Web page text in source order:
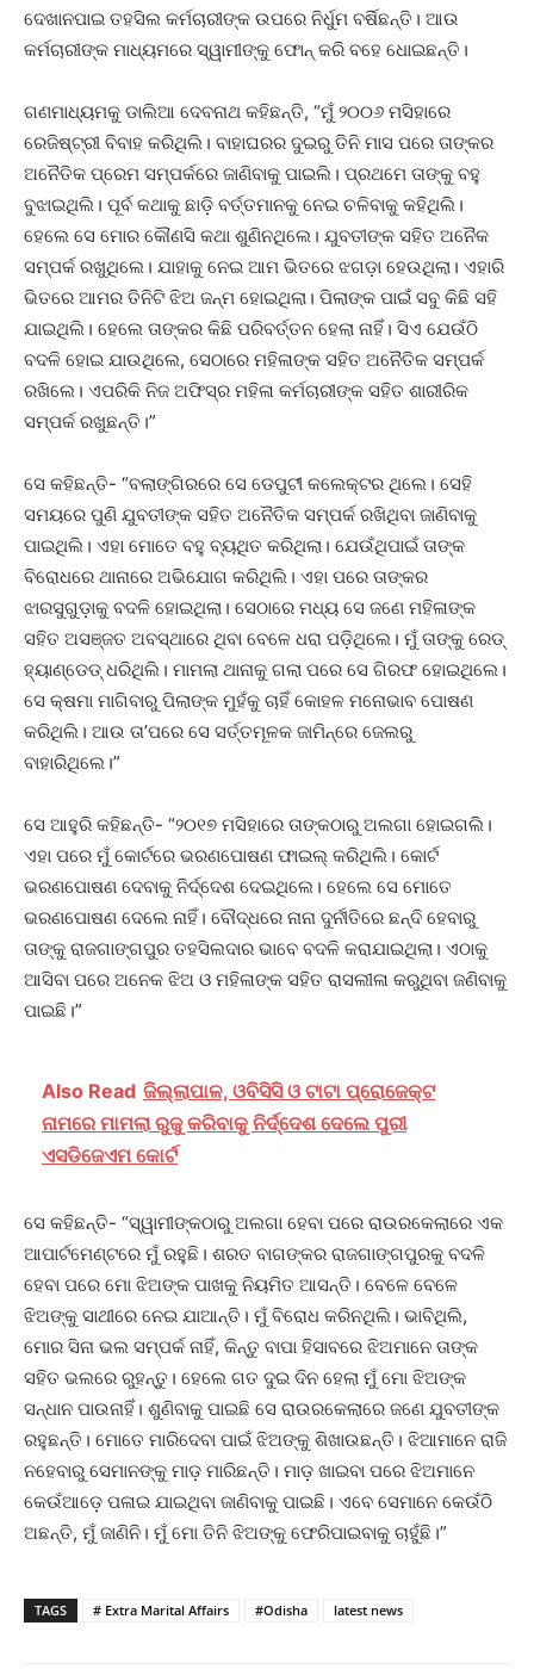
ଦେଖାନପାଇ ତହସିଲ କର୍ମଚାରୀଙ୍କ ଉପରେ ନିର୍ଧୁମ ବର୍ଷିଛନ୍ତି। ଆଉ
କର୍ମଚାରୀଙ୍କ ମାଧ୍ୟମରେ ସ୍ୱାମୀଙ୍କୁ ଫୋନ୍ କରି ବହେ ଧୋଇଛନ୍ତି।
ଗଣମାଧ୍ୟମକୁ ଡାଲିଆ ଦେବନାଥ କହିଛନ୍ତି, “ମୁଁ ୨୦୦୬ ମସିହାରେ
ରେଜିଷ୍ଟ୍ରୀ ବିବାହ କରିଥିଲି। ବାହାଘରର ଦୁଇରୁ ତିନି ମାସ ପରେ ତାଙ୍କର
ଅନୈତିକ ପ୍ରେମ ସମ୍ପର୍କରେ ଜାଣିବାକୁ ପାଇଲି। ପ୍ରଥମେ ତାଙ୍କୁ ବହୁ
ବୁଝାଇଥିଲି। ପୂର୍ବ କଥାକୁ ଛାଡ଼ି ବର୍ତ୍ତମାନକୁ ନେଇ ଚଳିବାକୁ କହିଥିଲି।
ହେଲେ ସେ ମୋର କୌଣସି କଥା ଶୁଣିନଥିଲେ। ଯୁବତୀଙ୍କ ସହିତ ଅନୈକ
ସମ୍ପର୍କ ରଖୁଥିଲେ। ଯାହାକୁ ନେଇ ଆମ ଭିତରେ ଝଗଡ଼ା ହେଉଥିଲା। ଏହାରି
ଭିତରେ ଆମର ତିନିଟି ଝିଅ ଜନ୍ମ ହୋଇଥିଲା। ପିଲାଙ୍କ ପାଇଁ ସବୁ କିଛି ସହି
ଯାଇଥିଲି। ହେଲେ ତାଙ୍କର କିଛି ପରିବର୍ତ୍ତନ ହେଲା ନାହିଁ। ସିଏ ଯେଉଁଠି
ବଦଳି ହୋଇ ଯାଉଥିଲେ, ସେଠାରେ ମହିଳାଙ୍କ ସହିତ ଅନୈତିକ ସମ୍ପର୍କ
ରଖିଲେ। ଏପରିକି ନିଜ ଅଫିସ୍‌ର ମହିଳା କର୍ମଚାରୀଙ୍କ ସହିତ ଶାରୀରିକ
ସମ୍ପର୍କ ରଖୁଛନ୍ତି।”
ସେ କହିଛନ୍ତି- “ବଲାଙ୍ଗିରରେ ସେ ଡେପୁଟୀ କଲେକ୍ଟର ଥିଲେ। ସେହି
ସମୟରେ ପୁଣି ଯୁବତୀଙ୍କ ସହିତ ଅନୈତିକ ସମ୍ପର୍କ ରଖିଥିବା ଜାଣିବାକୁ
ପାଇଥିଲି। ଏହା ମୋତେ ବହୁ ବ୍ୟଥିତ କରିଥିଲା। ଯେଉଁଥିପାଇଁ ତାଙ୍କ
ବିରୋଧରେ ଥାନାରେ ଅଭିଯୋଗ କରିଥିଲି। ଏହା ପରେ ତାଙ୍କର
ଝାରସୁଗୁଡ଼ାକୁ ବଦଳି ହୋଇଥିଲା। ସେଠାରେ ମଧ୍ୟ ସେ ଜଣେ ମହିଳାଙ୍କ
ସହିତ ଅସଞ୍ଜତ ଅବସ୍ଥାରେ ଥିବା ବେଳେ ଧରା ପଡ଼ିଥିଲେ। ମୁଁ ତାଙ୍କୁ ରେଡ୍‌
ହ୍ୟାଣ୍ଡେଡ୍‌ ଧରିଥିଲି। ମାମଲା ଥାନାକୁ ଗଲା ପରେ ସେ ଗିରଫ ହୋଇଥିଲେ।
ସେ କ୍ଷମା ମାଗିବାରୁ ପିଲାଙ୍କ ମୁହଁକୁ ଚାହିଁ କୋହଳ ମନୋଭାବ ପୋଷଣ
କରିଥିଲି। ଆଉ ତା’ପରେ ସେ ସର୍ତ୍ତମୂଳକ ଜାମିନ୍‌ରେ ଜେଲରୁ
ବାହାରିଥିଲେ।”
ସେ ଆହୁରି କହିଛନ୍ତି- “୨୦୧୭ ମସିହାରେ ତାଙ୍କଠାରୁ ଅଲଗା ହୋଇଗଲି।
ଏହା ପରେ ମୁଁ କୋର୍ଟରେ ଭରଣପୋଷଣ ଫାଇଲ୍‌ କରିଥିଲି। କୋର୍ଟ
ଭରଣପୋଷଣ ଦେବାକୁ ନିର୍ଦ୍ଦେଶ ଦେଇଥିଲେ। ହେଲେ ସେ ମୋତେ
ଭରଣପୋଷଣ ଦେଲେ ନାହିଁ। ବୌଦ୍ଧରେ ନାନା ଦୁର୍ନୀତିରେ ଛନ୍ଦି ହେବାରୁ
ତାଙ୍କୁ ରାଜଗାଙ୍ଗପୁର ତହସିଲଦାର ଭାବେ ବଦଳି କରାଯାଇଥିଲା। ଏଠାକୁ
ଆସିବା ପରେ ଅନେକ ଝିଅ ଓ ମହିଳାଙ୍କ ସହିତ ରାସଲୀଳା କରୁଥିବା ଜଣିବାକୁ
ପାଇଛି।”
Also Read ଜିଲ୍ଲାପାଳ, ଓବିସିସି ଓ ଟାଟା ପ୍ରୋଜେକ୍ଟ
ନାମରେ ମାମଲା ରୁଜୁ କରିବାକୁ ନିର୍ଦ୍ଦେଶ ଦେଲେ ପୁରୀ
ଏସଡିଜେଏମ କୋର୍ଟ
ସେ କହିଛନ୍ତି- “ସ୍ୱାମୀଙ୍କଠାରୁ ଅଲଗା ହେବା ପରେ ରାଉରକେଲାରେ ଏକ
ଆପାର୍ଟମେଣ୍ଟରେ ମୁଁ ରହୁଛି। ଶରତ ବାଗଙ୍କର ରାଜଗାଙ୍ଗପୁରକୁ ବଦଳି
ହେବା ପରେ ମୋ ଝିଅଙ୍କ ପାଖକୁ ନିୟମିତ ଆସନ୍ତି। ବେଳେ ବେଳେ
ଝିଅଙ୍କୁ ସାଥୀରେ ନେଇ ଯାଆନ୍ତି। ମୁଁ ବିରୋଧ କରିନଥିଲି। ଭାବିଥିଲି,
ମୋର ସିନା ଭଲ ସମ୍ପର୍କ ନାହିଁ, କିନ୍ତୁ ବାପା ହିସାବରେ ଝିଅମାନେ ତାଙ୍କ
ସହିତ ଭଲରେ ରୁହନ୍ତୁ। ହେଲେ ଗତ ଦୁଇ ଦିନ ହେଲା ମୁଁ ମୋ ଝିଅଙ୍କ
ସନ୍ଧାନ ପାଉନାହିଁ। ଶୁଣିବାକୁ ପାଇଛି ସେ ରାଉରକେଲାରେ ଜଣେ ଯୁବତୀଙ୍କ
ରହୁଛନ୍ତି। ମୋତେ ମାରିଦେବା ପାଇଁ ଝିଅଙ୍କୁ ଶିଖାଉଛନ୍ତି। ଝିଆମାନେ ରାଜି
ନହେବାରୁ ସେମାନଙ୍କୁ ମାଡ଼ ମାରିଛନ୍ତି। ମାଡ଼ ଖାଇବା ପରେ ଝିଅମାନେ
କେଉଁଆଡ଼େ ପଳାଇ ଯାଇଥିବା ଜାଣିବାକୁ ପାଇଛି। ଏବେ ସେମାନେ କେଉଁଠି
ଅଛନ୍ତି, ମୁଁ ଜାଣିନି। ମୁଁ ମୋ ତିନି ଝିଅଙ୍କୁ ଫେରିପାଇବାକୁ ଚାହୁଁଛି।”
TAGS # Extra Marital Affairs #Odisha latest news